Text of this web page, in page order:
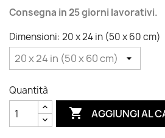
Consegna in 25 giorni lavorativi.
Dimensioni: 20 x 24 in (50 x 60 cm)
Quantità
 AGGIUNGI AL